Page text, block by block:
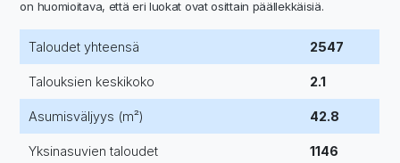
on huomioitava, että eri luokat ovat osittain päällekkäisiä.
Taloudet yhteensä 2547
Talouksien keskikoko 2.1
Asumisväljyys (m²) 42.8
Yksinasuvien taloudet 1146